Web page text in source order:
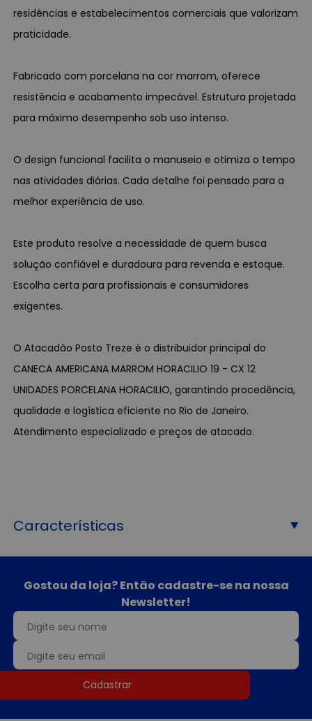
residências e estabelecimentos comerciais que valorizam
praticidade.
Fabricado com porcelana na cor marrom, oferece
resistência e acabamento impecável. Estrutura projetada
para máximo desempenho sob uso intenso.
O design funcional facilita o manuseio e otimiza o tempo
nas atividades diárias. Cada detalhe foi pensado para a
melhor experiência de uso.
Este produto resolve a necessidade de quem busca
solução confiável e duradoura para revenda e estoque.
Escolha certa para profissionais e consumidores
exigentes.
O Atacadão Posto Treze é o distribuidor principal do
CANECA AMERICANA MARROM HORACILIO 19 - CX 12
UNIDADES PORCELANA HORACILIO, garantindo procedência,
qualidade e logística eficiente no Rio de Janeiro.
Atendimento especializado e preços de atacado.
Características
Gostou da loja? Então cadastre-se na nossa
Newsletter!
Cadastrar